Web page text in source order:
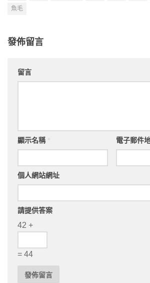
魚毛
發佈留言
留言
顯示名稱 電子郵件
個人網站網址
請提供答案
42 +
= 44